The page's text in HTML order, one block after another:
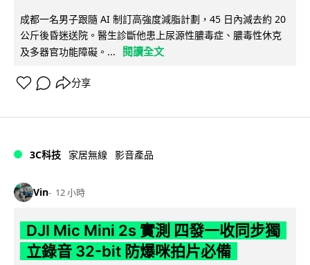
成都一名男子跟隨 AI 制訂高強度減脂計劃，45 日內減去約 20
公斤後昏迷送院。醫生診斷他患上尿源性膿毒症、膿毒性休克
及多器官功能障礙。...
閱讀全文
分享
3C科技 家居無線 影音產品
Vin 12 小時
DJI Mic Mini 2s 實測 四發一收同步獨
立錄音 32-bit 防爆咪拍片必備